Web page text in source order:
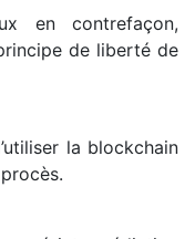
en contrefaçon,
de liberté de
la blockchain